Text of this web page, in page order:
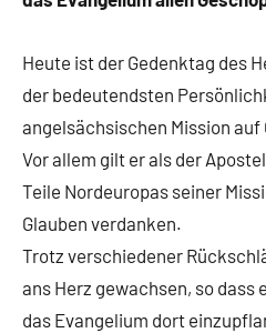
Heute ist der Gedenktag des
der bedeutendsten
angelsächsischen Mission
Vor allem gilt er als der
Teile Nordeuropas seiner
Glauben verdanken.
Trotz verschiedener
ans Herz gewachsen, so
das Evangelium dort